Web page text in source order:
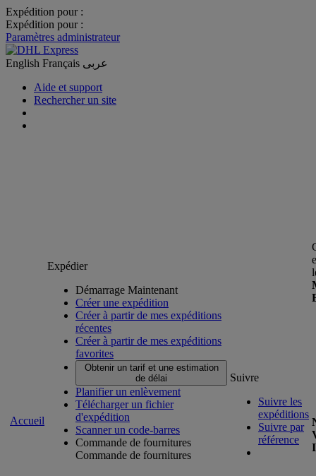
Expédition pour :
Expédition pour :
Paramètres administrateur
English Français عربى
Aide et support
Rechercher un site
Accueil
Expédier
Démarrage Maintenant
Créer une expédition
Créer à partir de mes expéditions
récentes
Créer à partir de mes expéditions
favorites
Obtenir un tarif et une estimation
de délai
Planifier un enlèvement
Télécharger un fichier
d'expédition
Scanner un code-barres
Commande de fournitures
Commande de fournitures
Suivre
Suivre les
expéditions
Suivre par
référence